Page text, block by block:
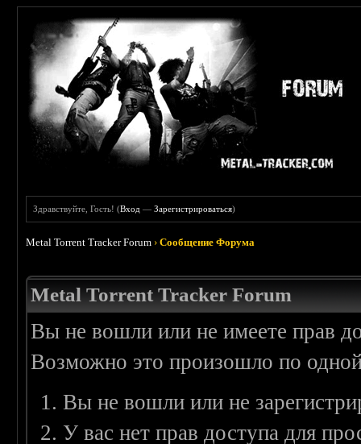
Здравствуйте, Гость! (Вход —Зарегистрироваться)
Metal Torrent Tracker Forum ›Сообщение Форума
Metal Torrent Tracker Forum
Вы не вошли или не имеете прав
Возможно это произошло по
Вы не вошли или не
У вас нет прав доступа для